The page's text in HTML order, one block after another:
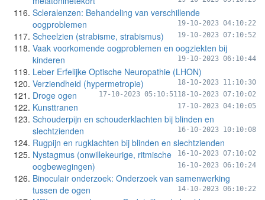
Scleralenzen: Behandeling van verschillende
oogproblemen
19-10-2023 04:10:22
Scheelzien (strabisme, strabismus) 19-10-2023 07:10:52
Vaak voorkomende oogproblemen en oogziekten bij
kinderen
19-10-2023 06:10:44
Leber Erfelijke Optische Neuropathie (LHON)
18-10-2023 11:10:30
Verziendheid (hypermetropie)
18-10-2023 07:10:02
Droge ogen 17-10-2023 05:10:51
Kunsttranen 17-10-2023 04:10:05
Schouderpijn en schouderklachten bij blinden en
slechtzienden
16-10-2023 10:10:08
Rugpijn en rugklachten bij blinden en slechtzienden
16-10-2023 07:10:02
Nystagmus (onwillekeurige, ritmische
oogbewegingen)
16-10-2023 06:10:24
Binoculair onderzoek: Onderzoek van samenwerking
tussen de ogen
14-10-2023 06:10:22